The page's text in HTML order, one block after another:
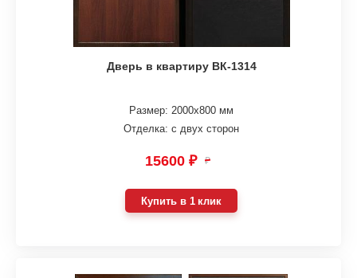
Дверь в квартиру ВК-1314
Размер: 2000х800 мм
Отделка: с двух сторон
15600 ₽ ₽
Купить в 1 клик